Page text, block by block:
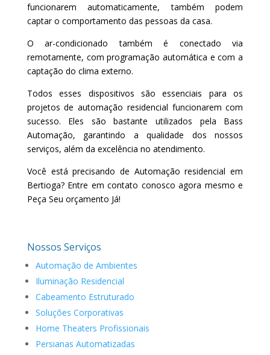
funcionarem automaticamente, também podem
captar o comportamento das pessoas da casa.
O ar-condicionado também é conectado via
remotamente, com programação automática e com a
captação do clima externo.
Todos esses dispositivos são essenciais para os
projetos de automação residencial funcionarem com
sucesso. Eles são bastante utilizados pela Bass
Automação, garantindo a qualidade dos nossos
serviços, além da excelência no atendimento.
Você está precisando de Automação residencial em
Bertioga? Entre em contato conosco agora mesmo e
Peça Seu orçamento Já!
Nossos Serviços
Automação de Ambientes
Iluminação Residencial
Cabeamento Estruturado
Soluções Corporativas
Home Theaters Profissionais
Persianas Automatizadas